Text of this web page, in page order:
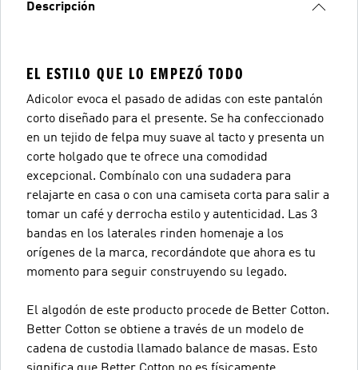
Descripción
EL ESTILO QUE LO EMPEZÓ TODO
Adicolor evoca el pasado de adidas con este pantalón
corto diseñado para el presente. Se ha confeccionado
en un tejido de felpa muy suave al tacto y presenta un
corte holgado que te ofrece una comodidad
excepcional. Combínalo con una sudadera para
relajarte en casa o con una camiseta corta para salir a
tomar un café y derrocha estilo y autenticidad. Las 3
bandas en los laterales rinden homenaje a los
orígenes de la marca, recordándote que ahora es tu
momento para seguir construyendo su legado.
El algodón de este producto procede de Better Cotton.
Better Cotton se obtiene a través de un modelo de
cadena de custodia llamado balance de masas. Esto